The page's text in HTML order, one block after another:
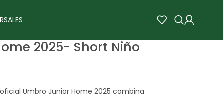
2025- Short Niño
Umbro Junior Home 2025 combina